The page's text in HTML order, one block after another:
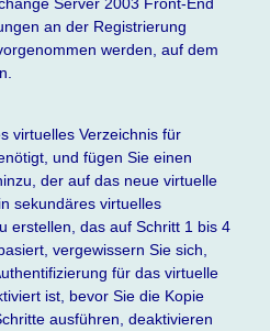
Server 2003 Front-End
an der Registrierung
werden, auf dem
virtuelles Verzeichnis für
und fügen Sie einen
der auf das neue virtuelle
sekundäres virtuelles
erstellen, das auf Schritt 1 bis 4
vergewissern Sie sich,
für das virtuelle
ist, bevor Sie die Kopie
ausführen, deaktivieren